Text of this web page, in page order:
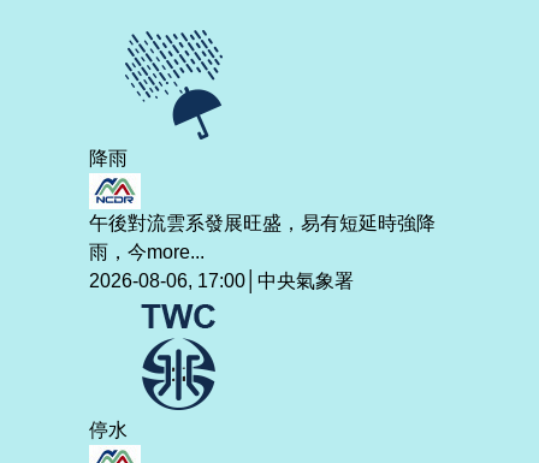
降雨
午後對流雲系發展旺盛，易有短延時強降
雨，今more...
2026-08-06, 17:00│中央氣象署
停水